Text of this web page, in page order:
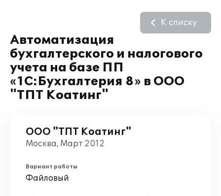
Автоматизация
бухгалтерского и налогового
учета на базе ПП
«1С:Бухгалтерия 8» в ООО
"ТПТ Коатинг"
К списку
ООО "ТПТ Коатинг"
Москва, Март 2012
Вариант работы
Файловый